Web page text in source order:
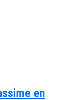
en